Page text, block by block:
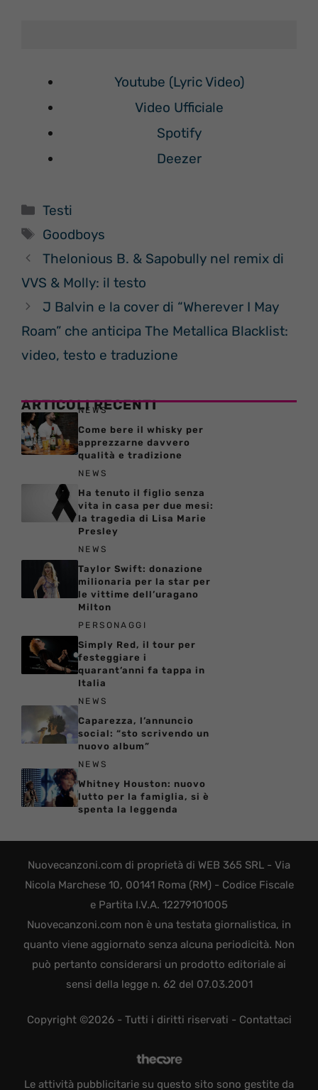
Youtube (Lyric Video)
Video Ufficiale
Spotify
Deezer
Categorie
Testi
Tag
Goodboys
Thelonious B. & Sapobully nel remix di
VVS & Molly: il testo
J Balvin e la cover di “Wherever I May
Roam” che anticipa The Metallica Blacklist:
video, testo e traduzione
ARTICOLI RECENTI
NEWS
Come bere il whisky per
apprezzarne davvero
qualità e tradizione
NEWS
Ha tenuto il figlio senza
vita in casa per due mesi:
la tragedia di Lisa Marie
Presley
NEWS
Taylor Swift: donazione
milionaria per la star per
le vittime dell’uragano
Milton
PERSONAGGI
Simply Red, il tour per
festeggiare i
quarant’anni fa tappa in
Italia
NEWS
Caparezza, l’annuncio
social: “sto scrivendo un
nuovo album”
NEWS
Whitney Houston: nuovo
lutto per la famiglia, si è
spenta la leggenda
Nuovecanzoni.com di proprietà di WEB 365 SRL - Via
Nicola Marchese 10, 00141 Roma (RM) - Codice Fiscale
e Partita I.V.A. 12279101005
Nuovecanzoni.com non è una testata giornalistica, in
quanto viene aggiornato senza alcuna periodicità. Non
può pertanto considerarsi un prodotto editoriale ai
sensi della legge n. 62 del 07.03.2001
Copyright ©2026 - Tutti i diritti riservati - Contattaci
Le attività pubblicitarie su questo sito sono gestite da